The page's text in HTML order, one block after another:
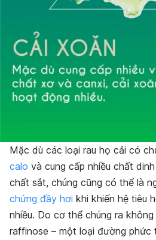
Mặc dù các loại rau họ cải có
calo và cung cấp nhiều chất
chất sắt, chúng cũng có thể là
chứng đầy hơi khi khiến hệ tiêu
nhiều. Do cơ thể chúng ra
raffinose – một loại đường phức